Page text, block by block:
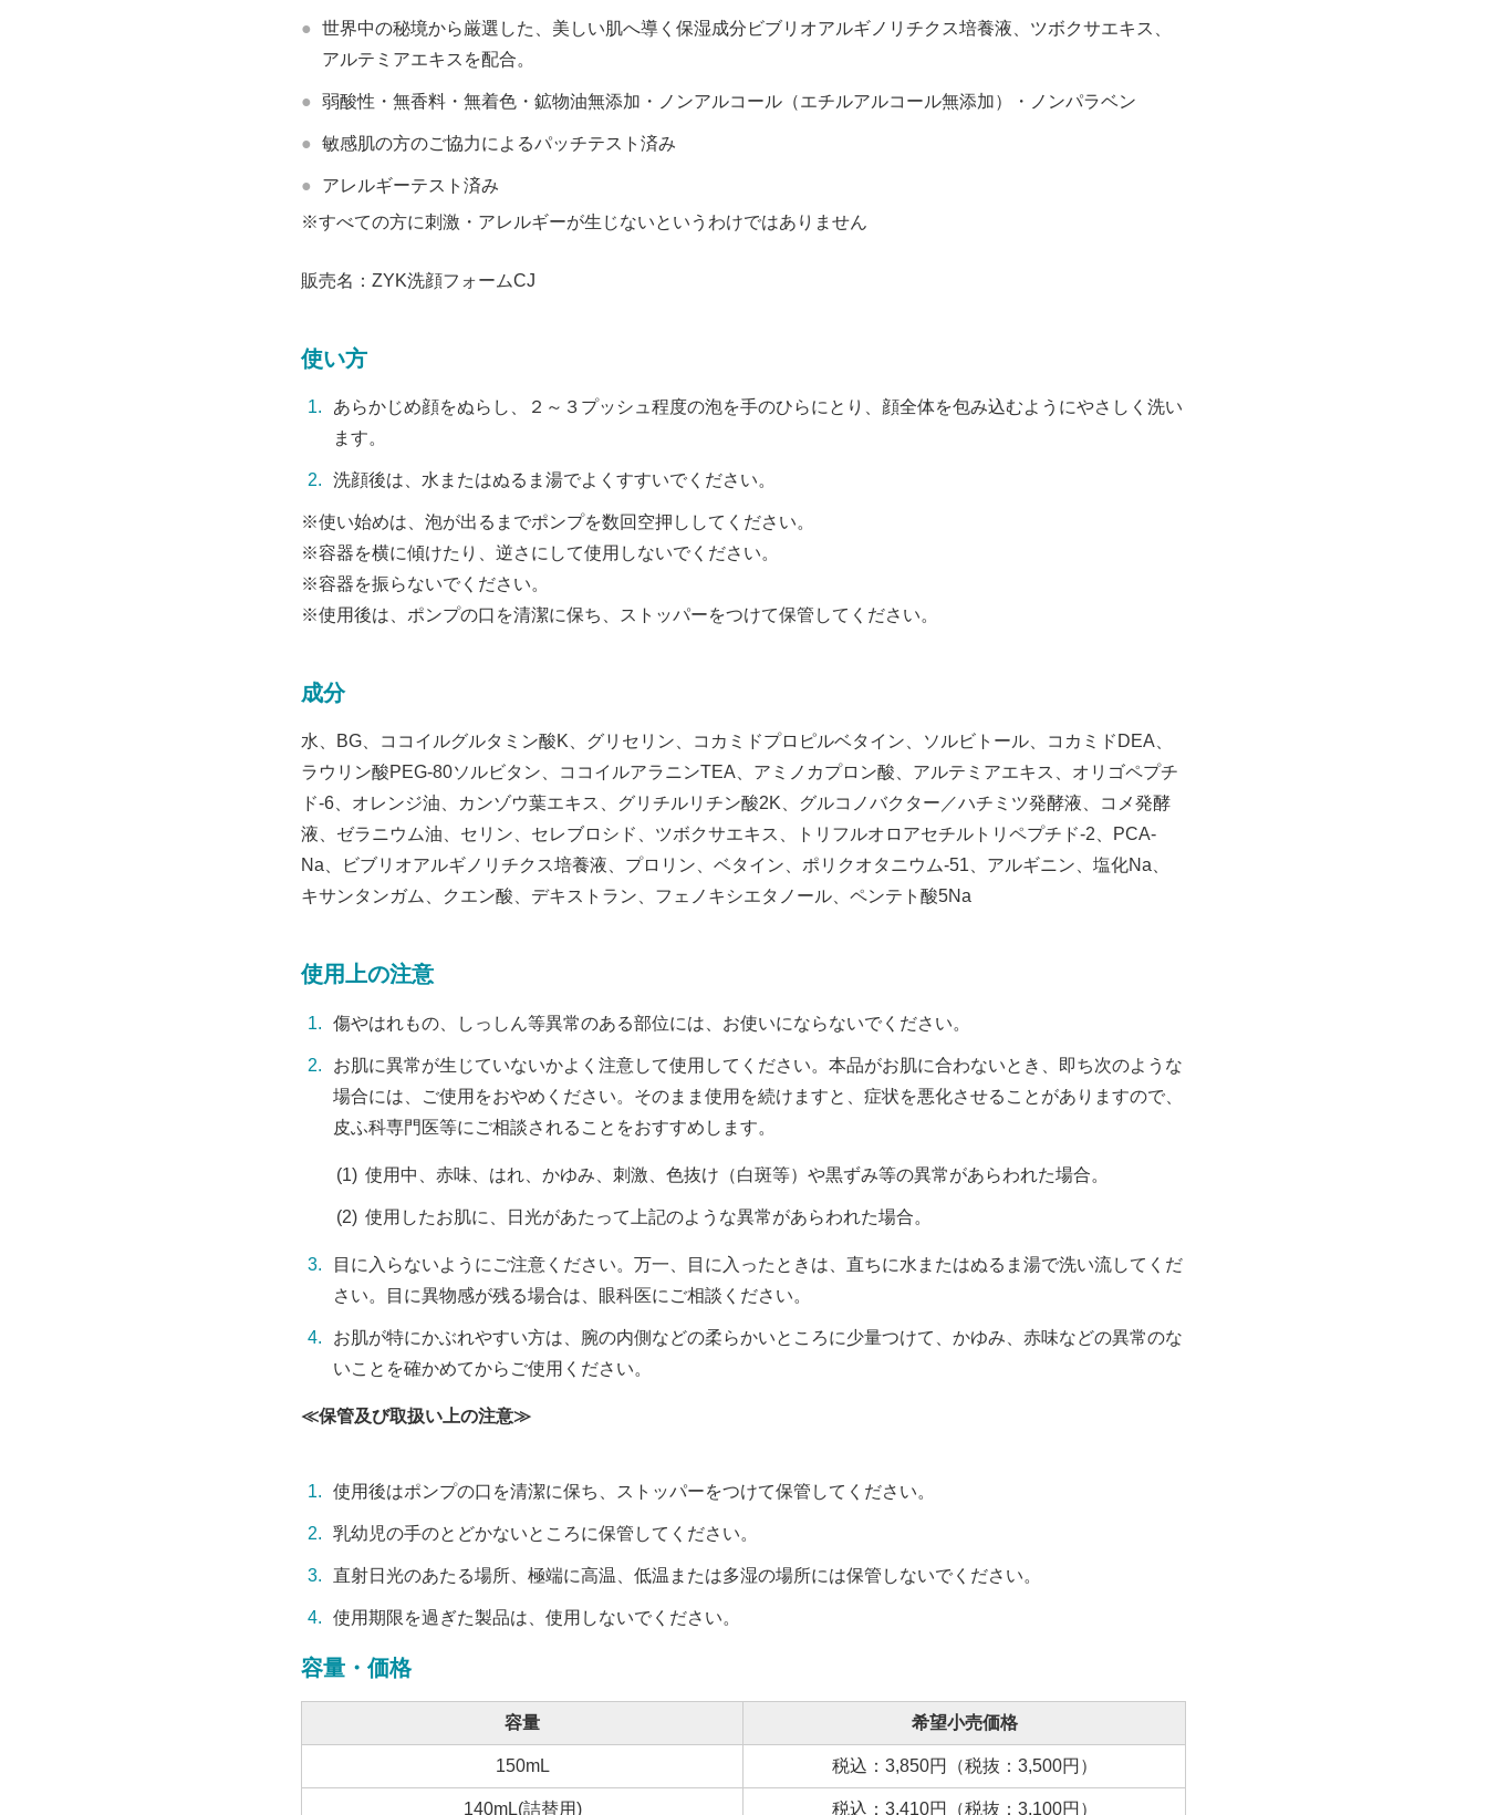
世界中の秘境から厳選した、美しい肌へ導く保湿成分ビブリオアルギノリチクス培養液、ツボクサエキス、
アルテミアエキスを配合。
弱酸性・無香料・無着色・鉱物油無添加・ノンアルコール（エチルアルコール無添加）・ノンパラベン
敏感肌の方のご協力によるパッチテスト済み
アレルギーテスト済み
※すべての方に刺激・アレルギーが生じないというわけではありません
販売名：ZYK洗顔フォームCJ
使い方
あらかじめ顔をぬらし、２～３プッシュ程度の泡を手のひらにとり、顔全体を包み込むようにやさしく洗い
ます。
洗顔後は、水またはぬるま湯でよくすすいでください。
※使い始めは、泡が出るまでポンプを数回空押ししてください。
※容器を横に傾けたり、逆さにして使用しないでください。
※容器を振らないでください。
※使用後は、ポンプの口を清潔に保ち、ストッパーをつけて保管してください。
成分
水、BG、ココイルグルタミン酸K、グリセリン、コカミドプロピルベタイン、ソルビトール、コカミドDEA、
ラウリン酸PEG-80ソルビタン、ココイルアラニンTEA、アミノカプロン酸、アルテミアエキス、オリゴペプチ
ド-6、オレンジ油、カンゾウ葉エキス、グリチルリチン酸2K、グルコノバクター／ハチミツ発酵液、コメ発酵
液、ゼラニウム油、セリン、セレブロシド、ツボクサエキス、トリフルオロアセチルトリペプチド-2、PCA-
Na、ビブリオアルギノリチクス培養液、プロリン、ベタイン、ポリクオタニウム-51、アルギニン、塩化Na、
キサンタンガム、クエン酸、デキストラン、フェノキシエタノール、ペンテト酸5Na
使用上の注意
傷やはれもの、しっしん等異常のある部位には、お使いにならないでください。
お肌に異常が生じていないかよく注意して使用してください。本品がお肌に合わないとき、即ち次のような
場合には、ご使用をおやめください。そのまま使用を続けますと、症状を悪化させることがありますので、
皮ふ科専門医等にご相談されることをおすすめします。
使用中、赤味、はれ、かゆみ、刺激、色抜け（白斑等）や黒ずみ等の異常があらわれた場合。
使用したお肌に、日光があたって上記のような異常があらわれた場合。
目に入らないようにご注意ください。万一、目に入ったときは、直ちに水またはぬるま湯で洗い流してくだ
さい。目に異物感が残る場合は、眼科医にご相談ください。
お肌が特にかぶれやすい方は、腕の内側などの柔らかいところに少量つけて、かゆみ、赤味などの異常のな
いことを確かめてからご使用ください。
≪保管及び取扱い上の注意≫
使用後はポンプの口を清潔に保ち、ストッパーをつけて保管してください。
乳幼児の手のとどかないところに保管してください。
直射日光のあたる場所、極端に高温、低温または多湿の場所には保管しないでください。
使用期限を過ぎた製品は、使用しないでください。
容量・価格
容量 希望小売価格
150mL 税込：3,850円（税抜：3,500円）
140mL(詰替用) 税込：3,410円（税抜：3,100円）